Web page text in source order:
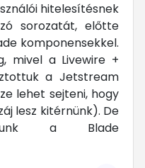
hitelesítésnek
sorozatát, előtte
komponensekkel.
mivel a Livewire +
a Jetstream
lehet sejteni, hogy
lesz kitérnünk). De
a Blade